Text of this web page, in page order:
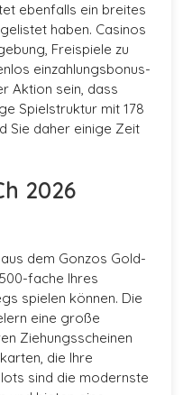
ebenfalls ein breites
haben. Casinos
Freispiele zu
einzahlungsbonus-
Aktion sein, dass
Spielstruktur mit 178
Sie daher einige Zeit
2026
dem Gonzos Gold-
fache Ihres
spielen können. Die
eine große
Ziehungsscheinen
die Ihre
sind die modernste